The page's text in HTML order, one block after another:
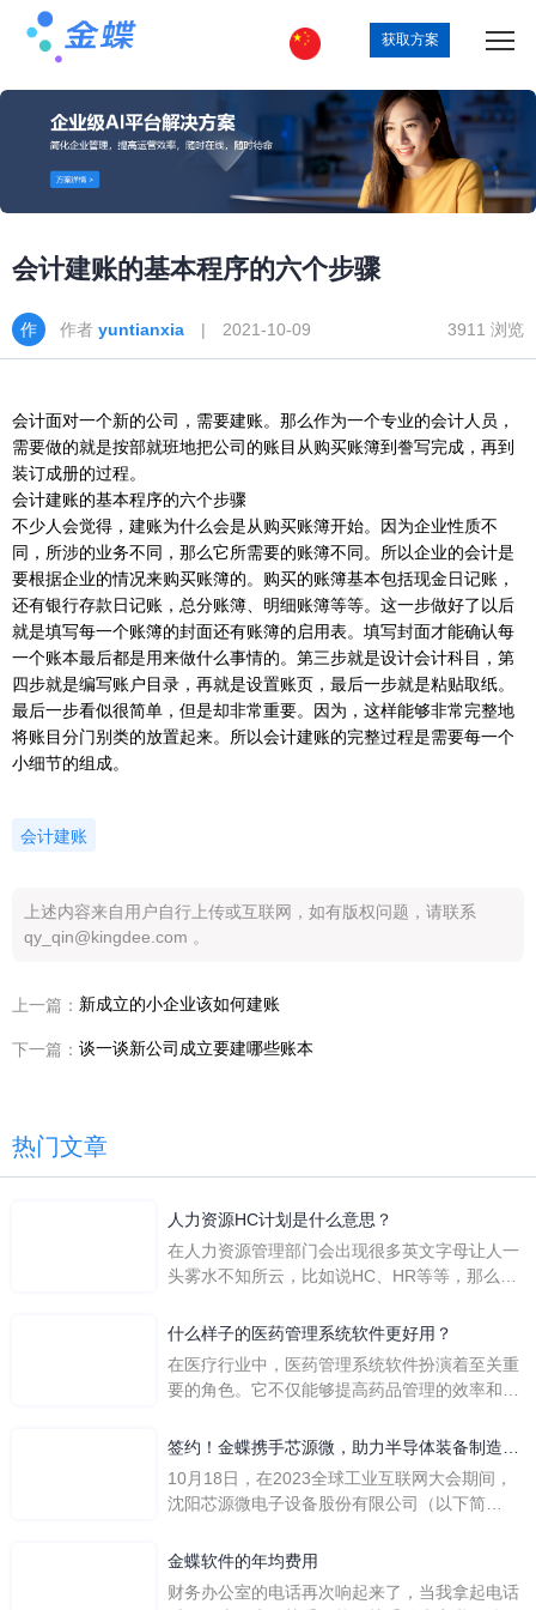
获取方案
会计建账的基本程序的六个步骤
作者 yuntianxia | 2021-10-09 3911 浏览
会计面对一个新的公司，需要建账。那么作为一个专业的会计人员，
需要做的就是按部就班地把公司的账目从购买账簿到誊写完成，再到
装订成册的过程。
会计建账的基本程序的六个步骤
不少人会觉得，建账为什么会是从购买账簿开始。因为企业性质不
同，所涉的业务不同，那么它所需要的账簿不同。所以企业的会计是
要根据企业的情况来购买账簿的。购买的账簿基本包括现金日记账，
还有银行存款日记账，总分账簿、明细账簿等等。这一步做好了以后
就是填写每一个账簿的封面还有账簿的启用表。填写封面才能确认每
一个账本最后都是用来做什么事情的。第三步就是设计会计科目，第
四步就是编写账户目录，再就是设置账页，最后一步就是粘贴取纸。
最后一步看似很简单，但是却非常重要。因为，这样能够非常完整地
将账目分门别类的放置起来。所以会计建账的完整过程是需要每一个
小细节的组成。
会计建账
上述内容来自用户自行上传或互联网，如有版权问题，请联系
qy_qin@kingdee.com 。
上一篇： 新成立的小企业该如何建账
下一篇： 谈一谈新公司成立要建哪些账本
热门文章
人力资源HC计划是什么意思？
在人力资源管理部门会出现很多英文字母让人一
头雾水不知所云，比如说HC、HR等等，那么它
么呢？
什么样子的医药管理系统软件更好用？
在医疗行业中，医药管理系统软件扮演着至关重
要的角色。它不仅能够提高药品管理的效率和准
一个好用的医药管理系统软件应具备以下特点。
地进行操作。 复杂的
签约！金蝶携手芯源微，助力半导体装备制造领
先企业迈向世界
10月18日，在2023全球工业互联网大会期间，
沈阳芯源微电子设备股份有限公司（以下简
下简称“金蝶”）在辽宁沈阳签署战略合作协议。
营管控平台，从而实现公司产研一体化、业财一
金蝶软件的年均费用
财务办公室的电话再次响起来了，当我拿起电话